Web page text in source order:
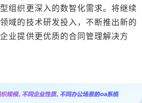
组织更深入的数智化需求。将继续
域的技术研发投入，不断推出新的
业提供更优质的合同管理解决方